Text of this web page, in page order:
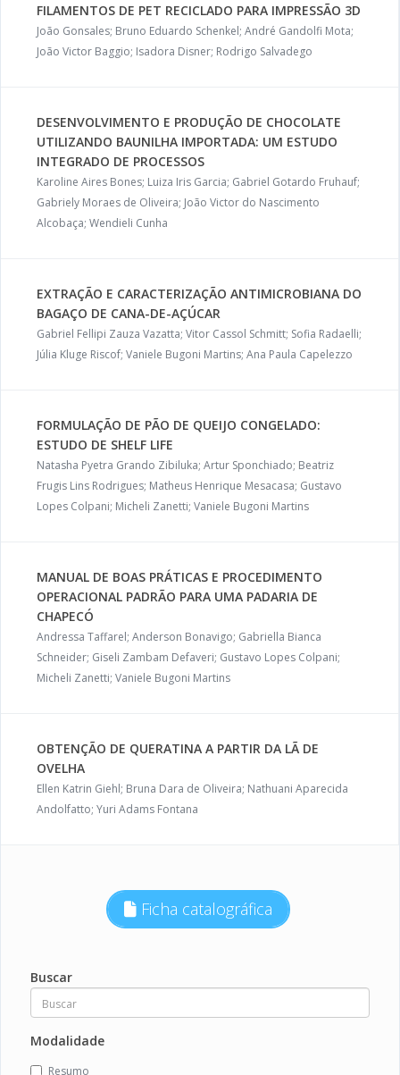
FILAMENTOS DE PET RECICLADO PARA IMPRESSÃO 3D
João Gonsales; Bruno Eduardo Schenkel; André Gandolfi Mota;
João Victor Baggio; Isadora Disner; Rodrigo Salvadego
DESENVOLVIMENTO E PRODUÇÃO DE CHOCOLATE
UTILIZANDO BAUNILHA IMPORTADA: UM ESTUDO
INTEGRADO DE PROCESSOS
Karoline Aires Bones; Luiza Iris Garcia; Gabriel Gotardo Fruhauf;
Gabriely Moraes de Oliveira; João Victor do Nascimento
Alcobaça; Wendieli Cunha
EXTRAÇÃO E CARACTERIZAÇÃO ANTIMICROBIANA DO
BAGAÇO DE CANA-DE-AÇÚCAR
Gabriel Fellipi Zauza Vazatta; Vitor Cassol Schmitt; Sofia Radaelli;
Júlia Kluge Riscof; Vaniele Bugoni Martins; Ana Paula Capelezzo
FORMULAÇÃO DE PÃO DE QUEIJO CONGELADO:
ESTUDO DE SHELF LIFE
Natasha Pyetra Grando Zibiluka; Artur Sponchiado; Beatriz
Frugis Lins Rodrigues; Matheus Henrique Mesacasa; Gustavo
Lopes Colpani; Micheli Zanetti; Vaniele Bugoni Martins
MANUAL DE BOAS PRÁTICAS E PROCEDIMENTO
OPERACIONAL PADRÃO PARA UMA PADARIA DE
CHAPECÓ
Andressa Taffarel; Anderson Bonavigo; Gabriella Bianca
Schneider; Giseli Zambam Defaveri; Gustavo Lopes Colpani;
Micheli Zanetti; Vaniele Bugoni Martins
OBTENÇÃO DE QUERATINA A PARTIR DA LÃ DE
OVELHA
Ellen Katrin Giehl; Bruna Dara de Oliveira; Nathuani Aparecida
Andolfatto; Yuri Adams Fontana
Ficha catalográfica
Buscar
Modalidade
Resumo